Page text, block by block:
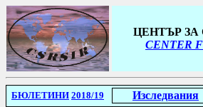
ЦЕНТЪР
CENTER
БЮЛЕТИНИ 2018/19 Изследвания